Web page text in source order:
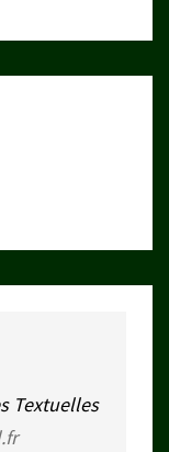
Textuelles